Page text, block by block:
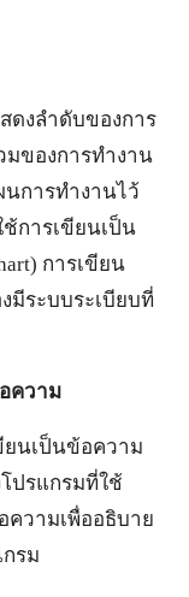
งลำดับของการ
มของการทำงาน
การทำงานไว้
การเขียนเป็น
การเขียน
มีระบบระเบียบที่
ความ
นเป็นข้อความ
ปรแกรมที่ใช้
ความเพื่ออธิบาย
รม